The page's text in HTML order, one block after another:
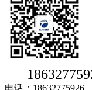
电话：18632775926